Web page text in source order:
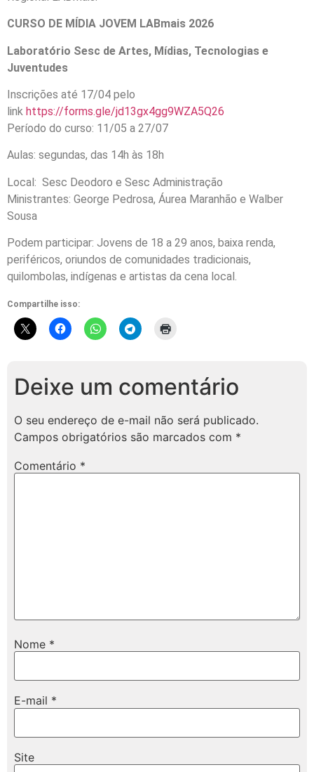
CURSO DE MÍDIA JOVEM LABmais 2026
Laboratório Sesc de Artes, Mídias, Tecnologias e
Juventudes
Inscrições até 17/04 pelo
link https://forms.gle/jd13gx4gg9WZA5Q26
Período do curso: 11/05 a 27/07
Aulas: segundas, das 14h às 18h
Local: Sesc Deodoro e Sesc Administração
Ministrantes: George Pedrosa, Áurea Maranhão e Walber
Sousa
Podem participar: Jovens de 18 a 29 anos, baixa renda,
periféricos, oriundos de comunidades tradicionais,
quilombolas, indígenas e artistas da cena local.
Compartilhe isso:
Deixe um comentário
O seu endereço de e-mail não será publicado.
Campos obrigatórios são marcados com *
Comentário *
Nome *
E-mail *
Site